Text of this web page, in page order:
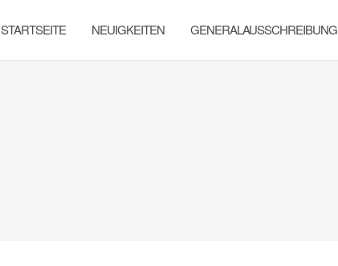
STARTSEITE NEUIGKEITEN GENERALAUSSCHREIBUNG